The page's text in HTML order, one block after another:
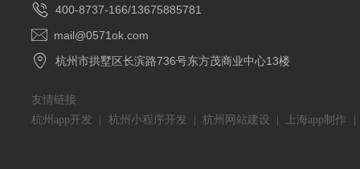
 400-8737-166/13675885781
 mail@0571ok.com
 杭州市拱墅区长滨路736号东方茂商业中心13楼
友情链接
杭州app开发
杭州小程序开发 |杭州网站建设 上海app制作